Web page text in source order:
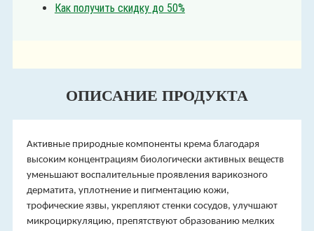
Как получить скидку до 50%
ОПИСАНИЕ ПРОДУКТА
Активные природные компоненты крема благодаря
высоким концентрациям биологически активных веществ
уменьшают воспалительные проявления варикозного
дерматита, уплотнение и пигментацию кожи,
трофические язвы, укрепляют стенки сосудов, улучшают
микроциркуляцию, препятствуют образованию мелких